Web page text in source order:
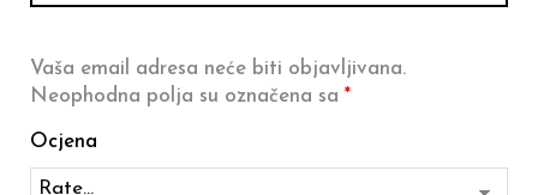
Vaša email adresa neće biti objavljivana.
Neophodna polja su označena sa *
Ocjena